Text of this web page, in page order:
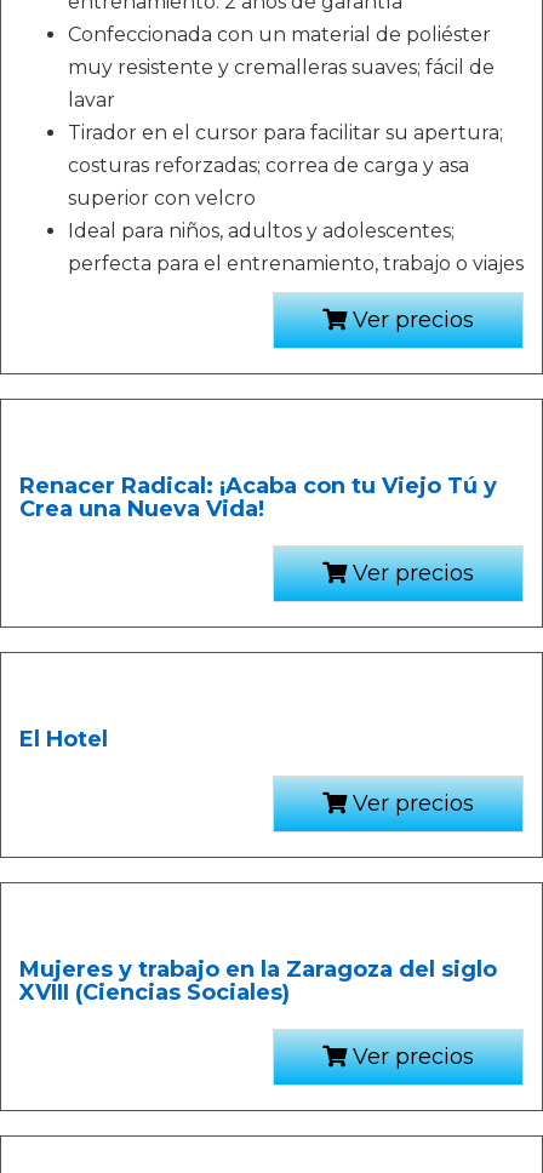
Confeccionada con un material de poliéster
muy resistente y cremalleras suaves; fácil de
lavar
Tirador en el cursor para facilitar su apertura;
costuras reforzadas; correa de carga y asa
superior con velcro
Ideal para niños, adultos y adolescentes;
perfecta para el entrenamiento, trabajo o viajes
Ver precios
Renacer Radical: ¡Acaba con tu Viejo Tú y
Crea una Nueva Vida!
Ver precios
El Hotel
Ver precios
Mujeres y trabajo en la Zaragoza del siglo
XVIII (Ciencias Sociales)
Ver precios